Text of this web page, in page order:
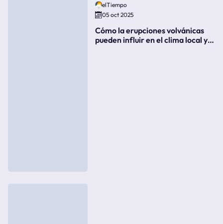
elTiempo
05 oct 2025
Cómo la erupciones volvánicas
pueden influir en el clima local y